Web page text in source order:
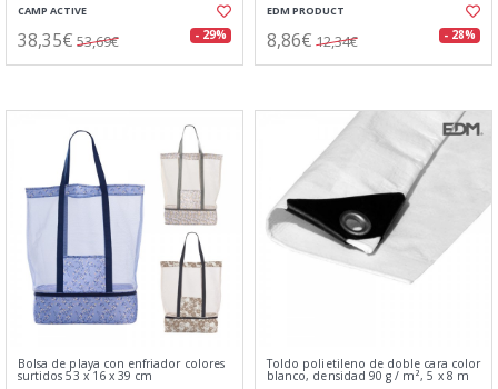
CAMP ACTIVE
38,35€ 53,69€ - 29%
EDM PRODUCT
8,86€ 12,34€ - 28%
Bolsa de playa con enfriador colores
surtidos 53 x 16 x 39 cm
Toldo polietileno de doble cara color
blanco, densidad 90 g / m², 5 x 8 m